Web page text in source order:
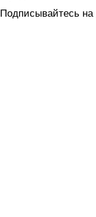
Подписывайтесь на